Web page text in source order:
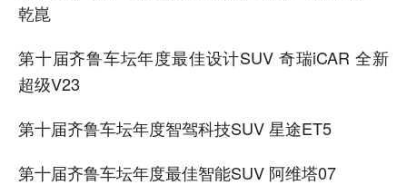
乾崑
第十届齐鲁车坛年度最佳设计SUV 奇瑞iCAR 全新
超级V23
第十届齐鲁车坛年度智驾科技SUV 星途ET5
第十届齐鲁车坛年度最佳智能SUV 阿维塔07